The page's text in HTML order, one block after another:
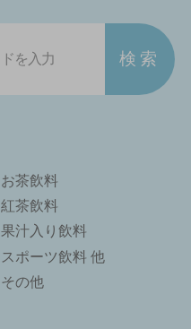
お茶飲料
紅茶飲料
果汁入り飲料
スポーツ飲料 他
その他